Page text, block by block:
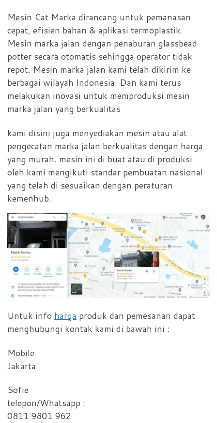
Mesin Cat Marka dirancang untuk pemanasan
cepat, efisien bahan & aplikasi termoplastik.
Mesin marka jalan dengan penaburan glassbead
potter secara otomatis sehingga operator tidak
repot. Mesin marka jalan kami telah dikirim ke
berbagai wilayah Indonesia. Dan kami terus
melakukan inovasi untuk memproduksi mesin
marka jalan yang berkualitas
kami disini juga menyediakan mesin atau alat
pengecatan marka jalan berkualitas dengan harga
yang murah. mesin ini di buat atau di produksi
oleh kami mengikuti standar pembuatan nasional
yang telah di sesuaikan dengan peraturan
kemenhub.
Untuk info harga produk dan pemesanan dapat
menghubungi kontak kami di bawah ini :
Mobile
Jakarta
Sofie
telepon/Whatsapp :
0811 9801 962